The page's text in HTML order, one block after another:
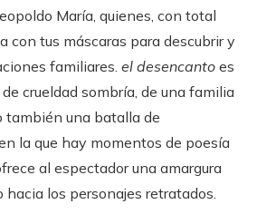
María, quienes, con total
con tus máscaras para descubrir y
familiares. el desencanto es
crueldad sombría, de una familia
también una batalla de
la que hay momentos de poesía
al espectador una amargura
hacia los personajes retratados.